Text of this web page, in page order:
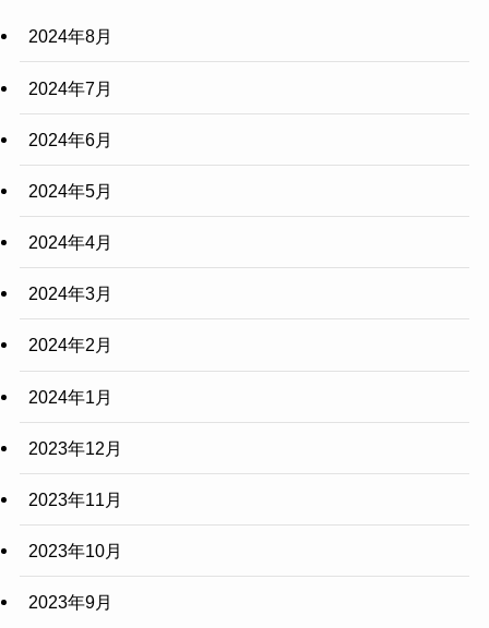
2024年8月
2024年7月
2024年6月
2024年5月
2024年4月
2024年3月
2024年2月
2024年1月
2023年12月
2023年11月
2023年10月
2023年9月